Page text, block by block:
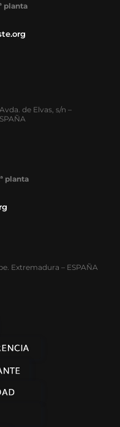
planta
de Elvas, s/n –
planta
Extremadura – ESPAÑA